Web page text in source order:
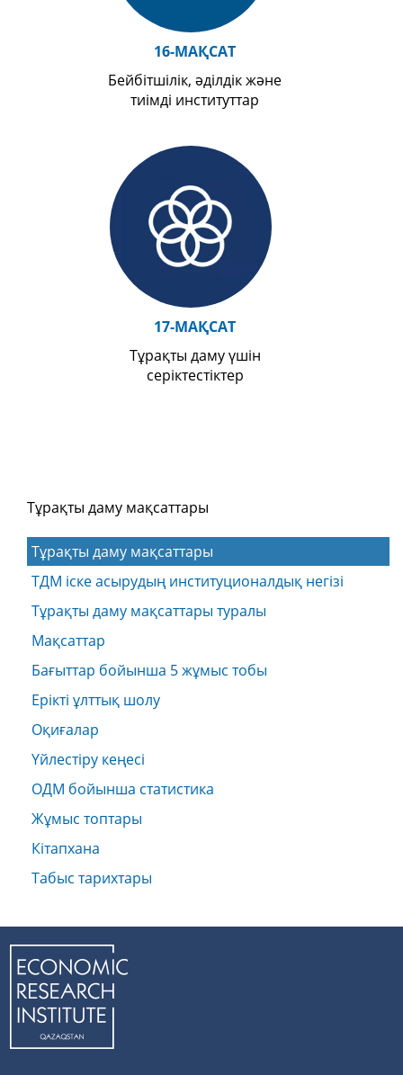
16-МАҚСАТ
Бейбітшілік, әділдік және
тиімді институттар
17-МАҚСАТ
Тұрақты даму үшін
серіктестіктер
Тұрақты даму мақсаттары
Тұрақты даму мақсаттары
ТДМ іске асырудың институционалдық негізі
Тұрақты даму мақсаттары туралы
Мақсаттар
Бағыттар бойынша 5 жұмыс тобы
Ерікті ұлттық шолу
Оқиғалар
Үйлестіру кеңесі
ОДМ бойынша статистика
Жұмыс топтары
Кітапхана
Табыс тарихтары